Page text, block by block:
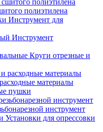
полиэтилена
Инструмент для
Инструмент
Круги отрезные и
материалы
пушки
инструмент
Установки для опрессовки